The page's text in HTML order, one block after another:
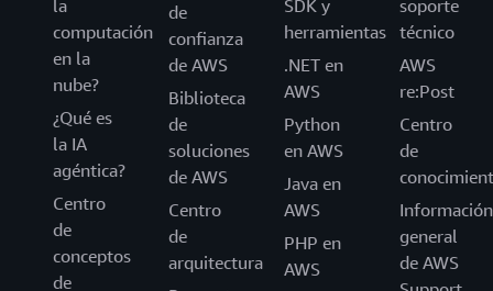
la
computación
en la
nube?
¿Qué es
la IA
agéntica?
Centro
de
conceptos
de
de
confianza
de AWS
Biblioteca
de
soluciones
de AWS
Centro
de
arquitectura
SDK y
herramientas
.NET en
AWS
Python
en AWS
Java en
AWS
PHP en
AWS
soporte
técnico
AWS
re:Post
Centro
de
Información
general
de AWS